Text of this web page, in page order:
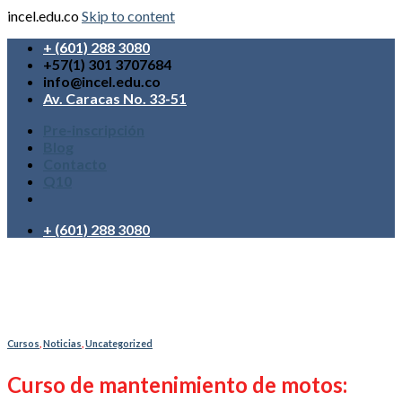
incel.edu.coSkip to content
+ (601) 288 3080
+57(1) 301 3707684
info@incel.edu.co
Av. Caracas No. 33-51
+ (601) 288 3080
Cursos Noticias Uncategorized
Curso de mantenimiento de motos: